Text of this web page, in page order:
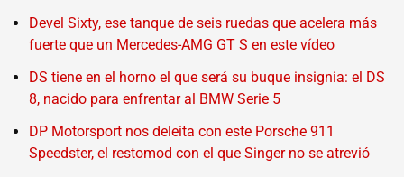
Devel Sixty, ese tanque de seis ruedas que acelera más
fuerte que un Mercedes-AMG GT S en este vídeo
DS tiene en el horno el que será su buque insignia: el DS
8, nacido para enfrentar al BMW Serie 5
DP Motorsport nos deleita con este Porsche 911
Speedster, el restomod con el que Singer no se atrevió